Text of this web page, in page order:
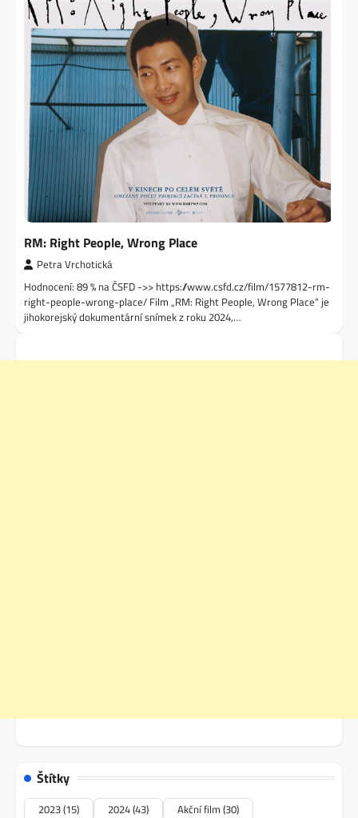
RM: Right People, Wrong Place
Petra Vrchotická
Hodnocení: 89 % na ČSFD ->> https://www.csfd.cz/film/1577812-rm-
right-people-wrong-place/ Film „RM: Right People, Wrong Place“ je
jihokorejský dokumentární snímek z roku 2024,…
Štítky
2023(15) 2024(43) Akční film (30)